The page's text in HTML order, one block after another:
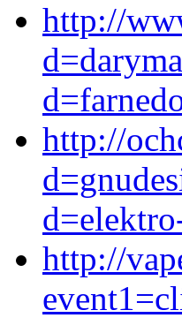
http://
http://
http://